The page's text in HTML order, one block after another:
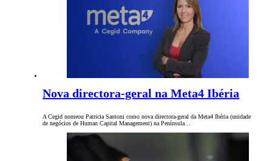
Nova directora-geral na Meta4 Ibéria
A Cegid nomeou Patricia Santoni como nova directora-geral da Meta4 Ibéria (unidade
de negócios de Human Capital Management) na Península…